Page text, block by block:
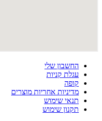
החשבון שלי
עגלת קניות
קופה
מדיניות אחריות מוצרים
תנאי שימוש
תקנון שימוש